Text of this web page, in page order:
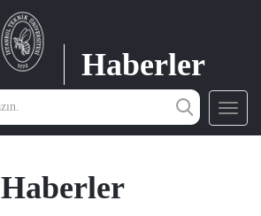
Haberler
Haberler